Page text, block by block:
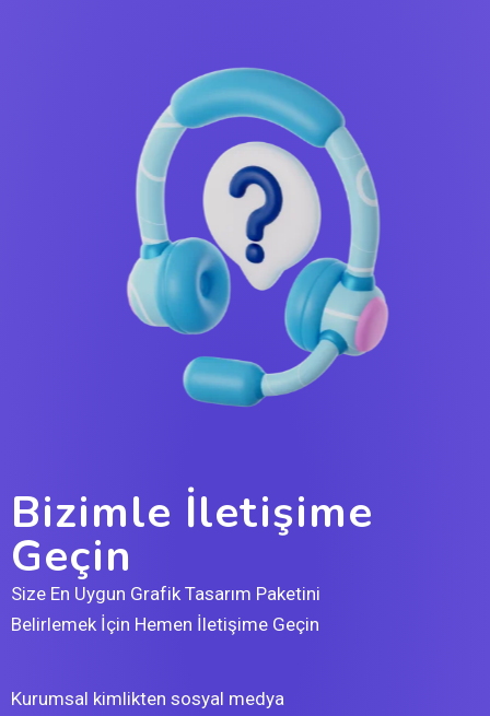
Bizimle İletişime
Geçin
Size En Uygun Grafik Tasarım Paketini
Belirlemek İçin Hemen İletişime Geçin
Kurumsal kimlikten sosyal medya